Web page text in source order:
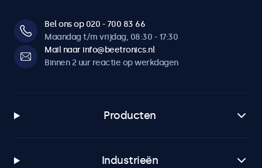
Bel ons op 020 - 700 83 66
Maandag t/m vrijdag, 08:30 - 17:30
Mail naar info@beetronics.nl
Binnen 2 uur reactie op werkdagen
Producten
Industrieën